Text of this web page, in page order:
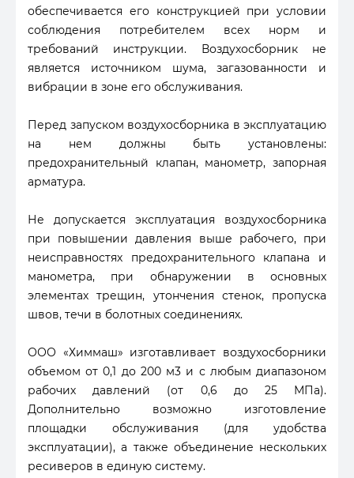
обеспечивается его конструкцией при условии
соблюдения потребителем всех норм и
требований инструкции. Воздухосборник не
является источником шума, загазованности и
вибрации в зоне его обслуживания.
Перед запуском воздухосборника в эксплуатацию
на нем должны быть установлены:
предохранительный клапан, манометр, запорная
арматура.
Не допускается эксплуатация воздухосборника
при повышении давления выше рабочего, при
неисправностях предохранительного клапана и
манометра, при обнаружении в основных
элементах трещин, утончения стенок, пропуска
швов, течи в болотных соединениях.
ООО «Химмаш» изготавливает воздухосборники
объемом от 0,1 до 200 м3 и с любым диапазоном
рабочих давлений (от 0,6 до 25 МПа).
Дополнительно возможно изготовление
площадки обслуживания (для удобства
эксплуатации), а также объединение нескольких
ресиверов в единую систему.